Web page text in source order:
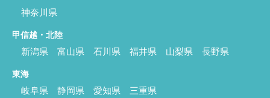
神奈川県
甲信越・北陸
新潟県 富山県 石川県 福井県 山梨県 長野県
東海
岐阜県 静岡県 愛知県 三重県